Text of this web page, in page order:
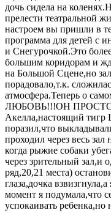
дочь сидела на
прелести театральной
настроем вы пришли в
программа для детей с
и Снегурочкой.Это
большим коридорам и
на Большой Сцене,но
порадовало,т.к.
атмосфера.Теперь о
ЛЮБОВЬ!!!ОН ПРОСТО
Акелла,настоящий тигр
поразил,что
проходил через весь зал
когда рыжие собаки
через зрительный зал,и
ряд,20,21 места)
глаза,дочка
момент я подумала,что
успокаивать ребенка,но